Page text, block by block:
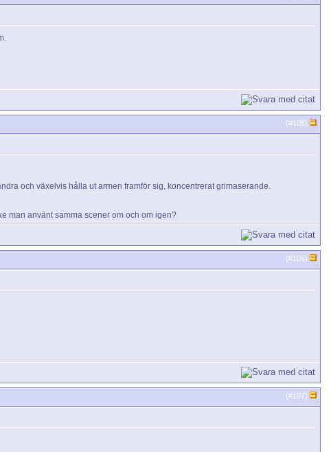
(#105)
och växelvis hålla ut armen framför sig, koncentrerat grimaserande.
man använt samma scener om och om igen?
(#106)
(#107)